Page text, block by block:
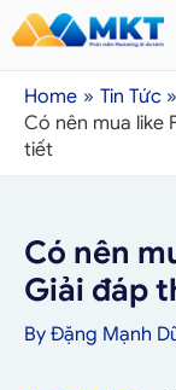
Home Tin Tức
Có nên mua like
tiết
Có nên
Giải đáp
By Đặng Mạnh